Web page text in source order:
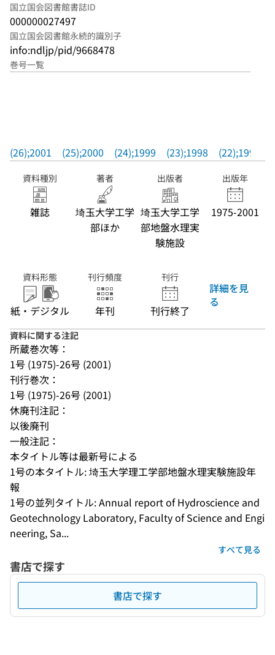
国立国会図書館書誌ID
000000027497
国立国会図書館永続的識別子
info:ndljp/pid/9668478
巻号一覧
(26);2001 (25);2000 (24);1999 (23);1998 (22);1997
資料種別
雑誌
著者
埼玉大学工学
部ほか
出版者
埼玉大学工学
部地盤水理実
験施設
出版年
1975-2001
資料形態
紙・デジタル
刊行頻度
年刊
刊行
刊行終了
詳細を見
る
資料に関する注記
所蔵巻次等：
1号 (1975)-26号 (2001)
刊行巻次：
1号 (1975)-26号 (2001)
休廃刊注記：
以後廃刊
一般注記：
本タイトル等は最新号による
1号の本タイトル: 埼玉大学理工学部地盤水理実験施設年
報
1号の並列タイトル: Annual report of Hydroscience and
Geotechnology Laboratory, Faculty of Science and Engi
neering, Sa...
すべて見る
書店で探す
書店で探す